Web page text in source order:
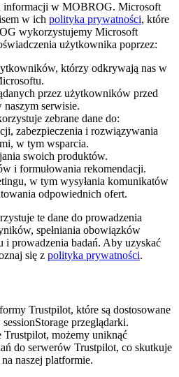
informacji w MOBROG. Microsoft
w ich polityka prywatności, które
wykorzystujemy Microsoft
użytkownika poprzez:
którzy odkrywają nas w
przez użytkowników przed
naszym serwisie.
zebrane dane do:
zabezpieczenia i rozwiązywania
w tym wsparcia.
swoich produktów.
i formułowania rekomendacji.
w tym wysyłania komunikatów
odpowiednich ofert.
te dane do prowadzenia
spełniania obowiązków
i prowadzenia badań. Aby uzyskać
się z polityka prywatności.
Trustpilot, które są dostosowane
przeglądarki.
możemy uniknąć
do serwerów Trustpilot, co skutkuje
naszej platformie.